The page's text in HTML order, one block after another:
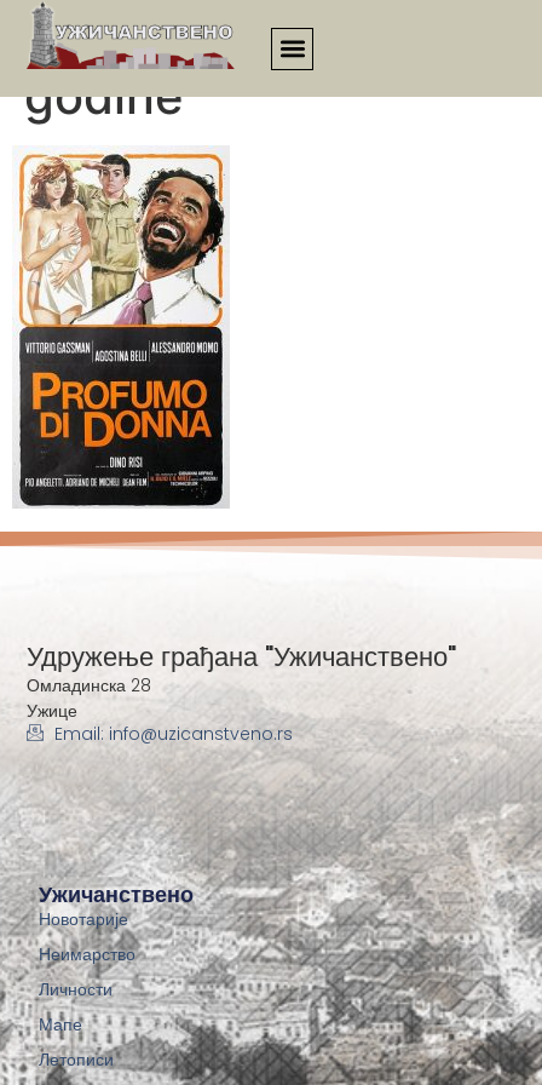
Miris žene iz 1974.
godine
Ужичанствено
Новотарије
Неимарство
Личности
Мапе
Летописи
Удружење грађана "Ужичанствено"
Омладинска 28
Ужице
Email: info@uzicanstveno.rs